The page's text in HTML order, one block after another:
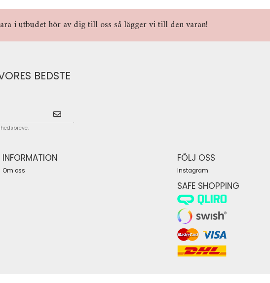
i utbudet hör av dig till oss så lägger vi till den varan!
BEDSTE
INFORMATION
Om oss
FÖLJ OSS
Instagram
SAFE SHOPPING